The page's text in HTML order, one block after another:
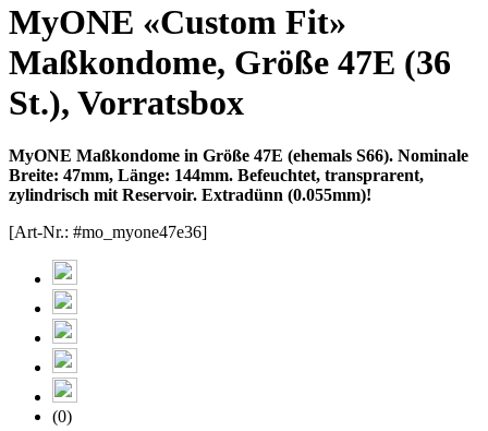
MyONE «Custom Fit»
Maßkondome, Größe 47E (36
St.), Vorratsbox
MyONE Maßkondome in Größe 47E (ehemals S66). Nominale
Breite: 47mm, Länge: 144mm. Befeuchtet, transprarent,
zylindrisch mit Reservoir. Extradünn (0.055mm)!
[Art-Nr.: #mo_myone47e36]
(0)